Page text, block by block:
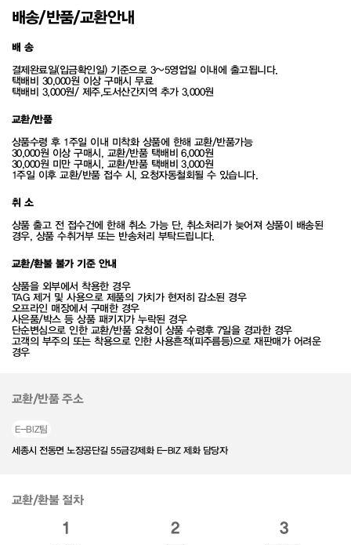
배송/반품/교환안내
배 송
결제완료일(입금확인일) 기준으로 3~5영업일 이내에 출고됩니다.
택배비 30,000원 이상 구매시 무료
택배비 3,000원/ 제주,도서산간지역 추가 3,000원
교환/반품
상품수령 후 1주일 이내 미착화 상품에 한해 교환/반품가능
30,000원 이상 구매시, 교환/반품 택배비 6,000원
30,000원 미만 구매시, 교환/반품 택배비 3,000원
1주일 이후 교환/반품 접수 시, 요청자동철회될 수 있습니다.
취 소
상품 출고 전 접수건에 한해 취소 가능 단, 취소처리가 늦어져 상품이 배송된
경우, 상품 수취거부 또는 반송처리 부탁드립니다.
교환/환불 불가 기준 안내
상품을 외부에서 착용한 경우
TAG 제거 및 사용으로 제품의 가치가 현저히 감소된 경우
오프라인 매장에서 구매한 경우
사은품/박스 등 상품 패키지가 누락된 경우
단순변심으로 인한 교환/반품 요청이 상품 수령후 7일을 경과한 경우
고객의 부주의 또는 착용으로 인한 사용흔적(피주름등)으로 재판매가 어려운
경우
교환/반품 주소
E-BIZ팀
세종시 전동면 노장공단길 55금강제화 E-BIZ 제화 담당자
교환/환불 절차
1 2 3